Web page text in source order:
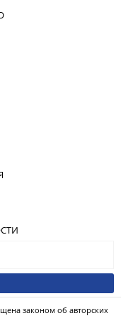
законом об авторских